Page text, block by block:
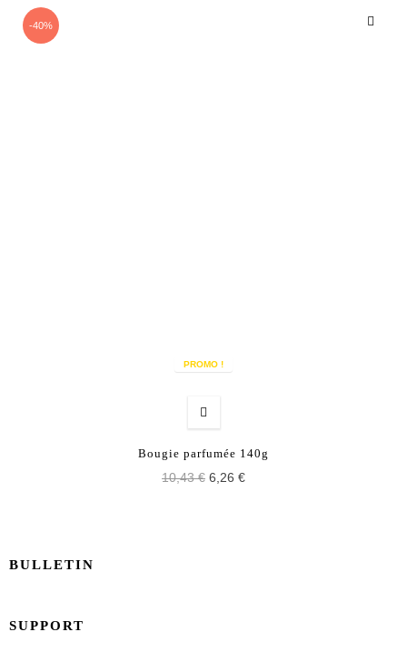
PROMO !
-40%
Bougie parfumée 140g
10,43 € 6,26 €
BULLETIN
SUPPORT